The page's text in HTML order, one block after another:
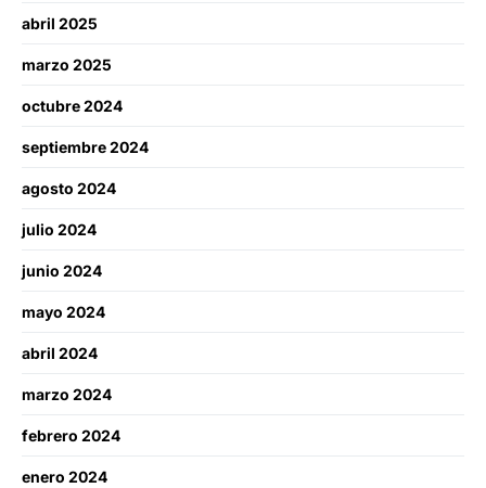
abril 2025
marzo 2025
octubre 2024
septiembre 2024
agosto 2024
julio 2024
junio 2024
mayo 2024
abril 2024
marzo 2024
febrero 2024
enero 2024